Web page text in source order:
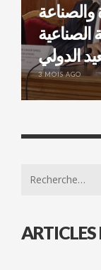
والصناعة
الصناعية
الدولي
3 MOIS AGO
Search
ARTICLES